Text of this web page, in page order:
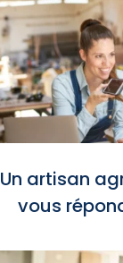
Un artisan
vous